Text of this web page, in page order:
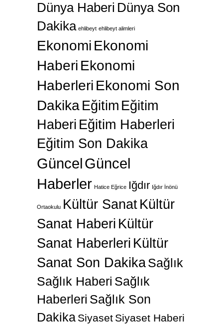
Dünya Haberi Dünya Son
Dakika ehlibeyt ehlibeyt alimleri
Ekonomi Ekonomi
Haberi Ekonomi
Haberleri Ekonomi Son
Dakika Eğitim Eğitim
Haberi Eğitim Haberleri
Eğitim Son Dakika
GüncelGüncel
Haberler Hatice Eğrice Iğdır Iğdır İnönü
Ortaokulu Kültür SanatKültür
Sanat Haberi Kültür
Sanat Haberleri Kültür
Sanat Son DakikaSağlık
Sağlık Haberi Sağlık
Haberleri Sağlık Son
Dakika Siyaset Siyaset Haberi